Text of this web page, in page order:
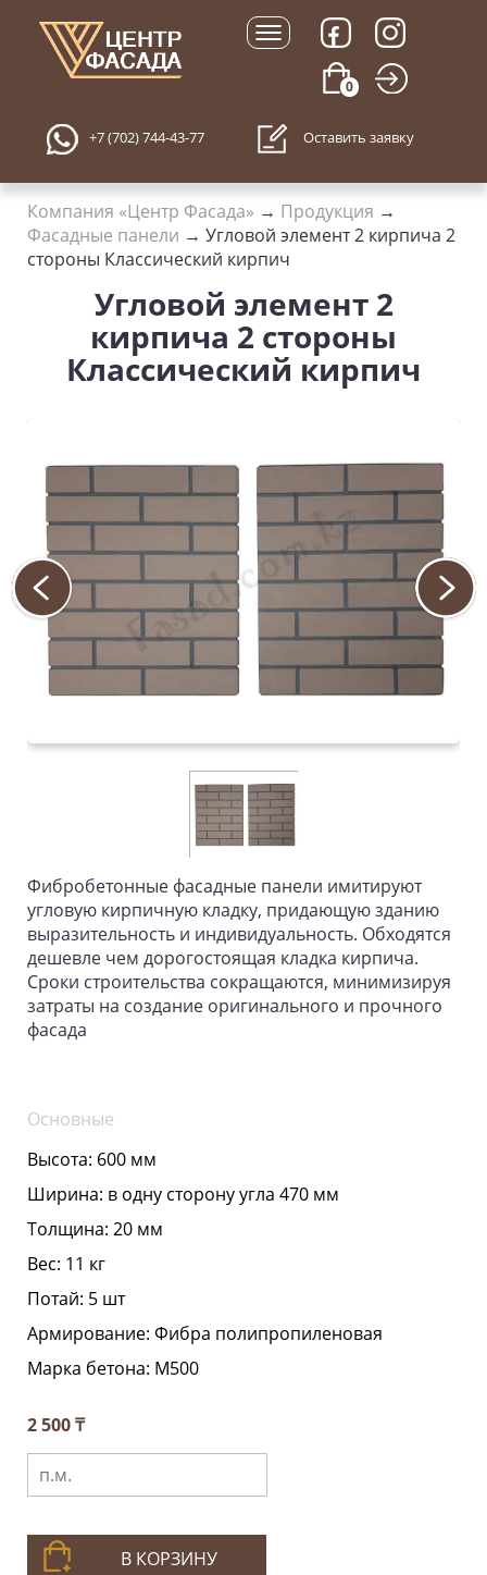
+7 (702) 744-43-77 Оставить заявку
0
Компания «Центр Фасада» → Продукция →
Фасадные панели → Угловой элемент 2 кирпича 2
стороны Классический кирпич
Угловой элемент 2
кирпича 2 стороны
Классический кирпич
Фибробетонные фасадные панели имитируют
угловую кирпичную кладку, придающую зданию
выразительность и индивидуальность. Обходятся
дешевле чем дорогостоящая кладка кирпича.
Сроки строительства сокращаются, минимизируя
затраты на создание оригинального и прочного
фасада
Основные
Высота: 600 мм
Ширина: в одну сторону угла 470 мм
Толщина: 20 мм
Вес: 11 кг
Потай: 5 шт
Армирование: Фибра полипропиленовая
Марка бетона: М500
2 500 ₸
В КОРЗИНУ